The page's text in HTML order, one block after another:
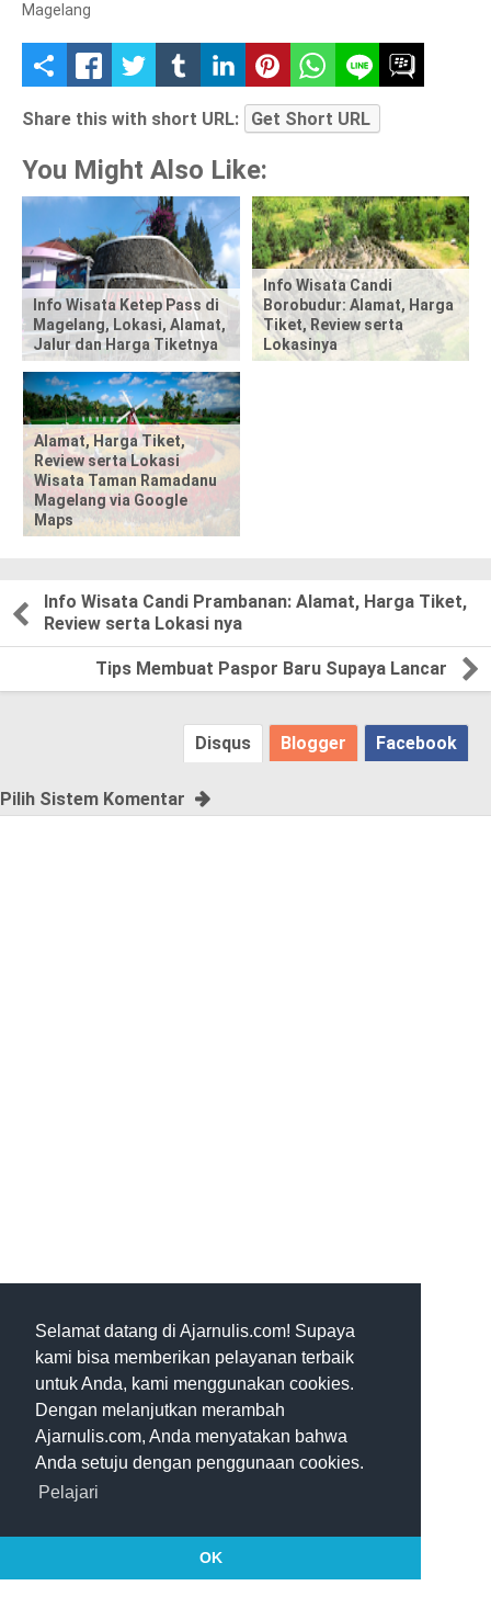
Selamat datang di Ajarnulis.com! Supaya
kami bisa memberikan pelayanan terbaik
untuk Anda, kami menggunakan cookies.
Dengan melanjutkan merambah
Ajarnulis.com, Anda menyatakan bahwa
Anda setuju dengan penggunaan cookies.
Pelajari
OK
Magelang
S
h
r
t
h
i
s
p
o
a
Share this with short URL: Get Short URL
You Might Also Like:
Info Wisata Ketep Pass di
Magelang, Lokasi, Alamat,
Jalur dan Harga Tiketnya
Info Wisata Candi
Borobudur: Alamat, Harga
Tiket, Review serta
Lokasinya
Alamat, Harga Tiket,
Review serta Lokasi
Wisata Taman Ramadanu
Magelang via Google
Maps
Info Wisata Candi Prambanan: Alamat, Harga Tiket,
Review serta Lokasi nya
Tips Membuat Paspor Baru Supaya Lancar
Facebook
Blogger
Disqus
Pilih Sistem Komentar